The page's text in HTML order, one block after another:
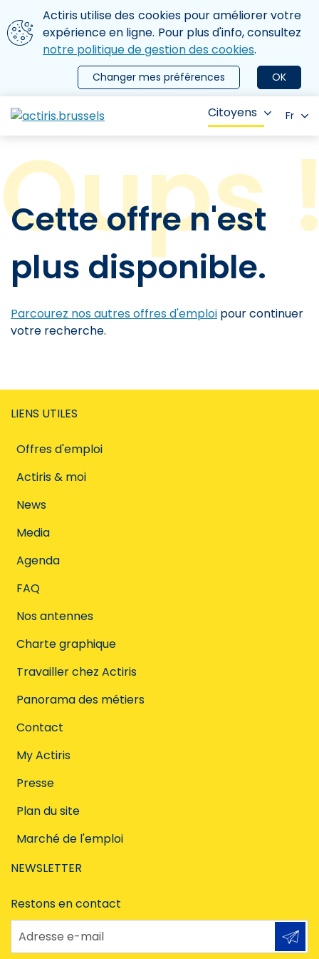
Aller au contenu principal
Nous utilisons des cookies
Actiris utilise des cookies pour améliorer votre
expérience en ligne. Pour plus d'info, consultez
notre politique de gestion des cookies.
OK
Changer mes préférences
le menu
Citoyens Fr
Cette offre n'est
plus disponible.
Parcourez nos autres offres d'emploi pour continuer
votre recherche.
LIENS UTILES
Offres d'emploi
Actiris & moi
News
Media
Agenda
FAQ
Nos antennes
Charte graphique
Travailler chez Actiris
Panorama des métiers
Contact
My Actiris
Presse
Plan du site
Marché de l'emploi
NEWSLETTER
Restons en contact
Adresse e-mail